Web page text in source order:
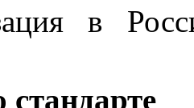
в
стандарте